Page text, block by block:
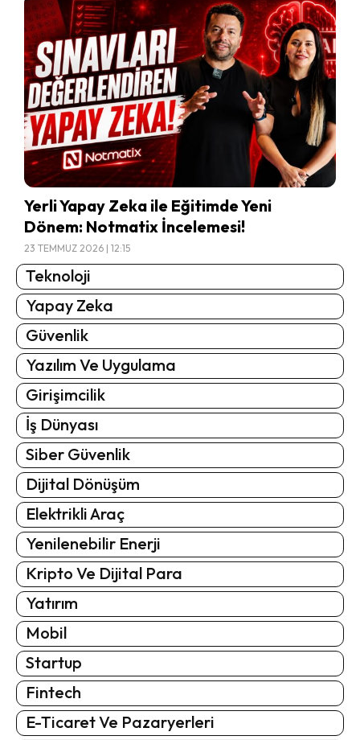
Yerli Yapay Zeka ile Eğitimde Yeni
Dönem: Notmatix İncelemesi!
23 TEMMUZ 2026 | 12:15
Teknoloji
Yapay Zeka
Güvenlik
Yazılım Ve Uygulama
Girişimcilik
İş Dünyası
Siber Güvenlik
Dijital Dönüşüm
Elektrikli Araç
Yenilenebilir Enerji
Kripto Ve Dijital Para
Yatırım
Mobil
Startup
Fintech
E-Ticaret Ve Pazaryerleri